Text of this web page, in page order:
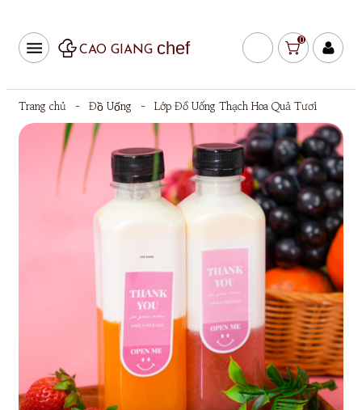
CAO GIANG chef 0
Trang chủ - Đồ Uống - Lớp Đồ Uống Thạch Hoa Quả Tươi